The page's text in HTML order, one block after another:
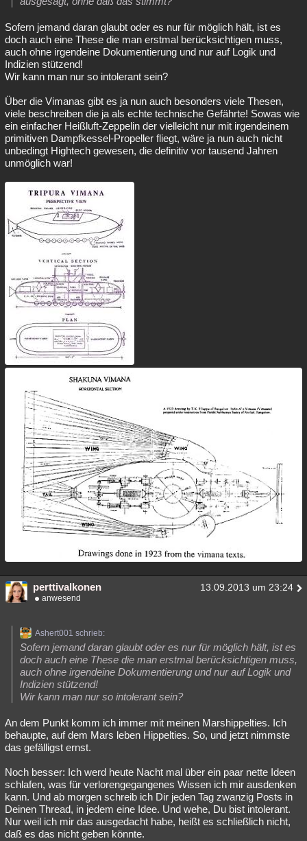
Sofern jemand daran glaubt oder es nur für möglich hält, ist es
doch auch eine These die man erstmal berücksichtigen muss,
auch ohne irgendeine Dokumentierung und nur auf Logik und
Indizien stützend!
Wir kann man nur so intolerant sein?
Über die Vimanas gibt es ja nun auch besonders viele Thesen,
viele beschreiben die ja als echte technische Gefährte! Sowas wie
ein einfacher Heißluft-Zeppelin der vielleicht nur mit irgendeinem
primitiven Dampfkessel-Propeller fliegt, wäre ja nun auch nicht
unbedingt Hightech gewesen, die definitiv vor tausend Jahren
unmöglich war!
perttivalkonen 13.09.2013 um 23:24
anwesend
Ashert001 schrieb:
Sofern jemand daran glaubt oder es nur für möglich hält, ist es
doch auch eine These die man erstmal berücksichtigen muss,
auch ohne irgendeine Dokumentierung und nur auf Logik und
Indizien stützend!
Wir kann man nur so intolerant sein?
An dem Punkt komm ich immer mit meinen Marshippelties. Ich
behaupte, auf dem Mars leben Hippelties. So, und jetzt nimmste
das gefälligst ernst.
Noch besser: Ich werd heute Nacht mal über ein paar nette Ideen
schlafen, was für verlorengegangenes Wissen ich mir ausdenken
kann. Und ab morgen schreib ich Dir jeden Tag zwanzig Posts in
Deinen Thread, in jedem eine Idee. Und wehe, Du bist intolerant.
Nur weil ich mir das ausgedacht habe, heißt es schließlich nicht,
daß es das nicht geben könnte.